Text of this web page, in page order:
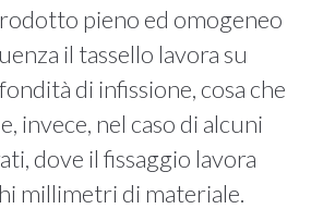
pieno ed omogeneo
il tassello lavora su
di infissione, cosa che
invece, nel caso di alcuni
dove il fissaggio lavora
millimetri di materiale.